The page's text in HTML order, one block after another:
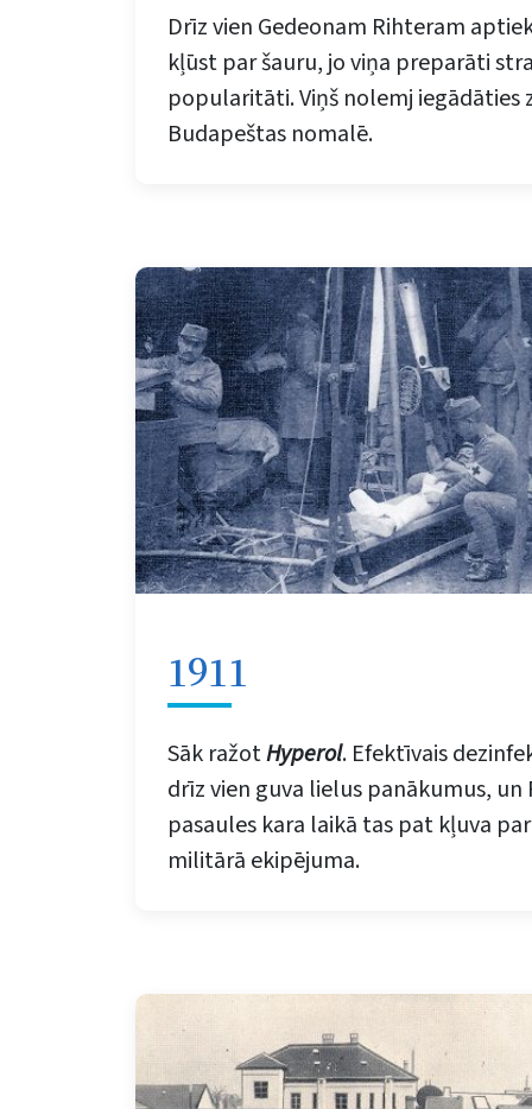
Drīz vien Gedeonam Rihteram
kļūst par šauru, jo viņa preparāti
popularitāti. Viņš nolemj iegādāties
Budapeštas nomalē.
1911
Sāk ražotHyperol. Efektīvais
drīz vien guva lielus panākumus, un
pasaules kara laikā tas pat kļuva
militārā ekipējuma.